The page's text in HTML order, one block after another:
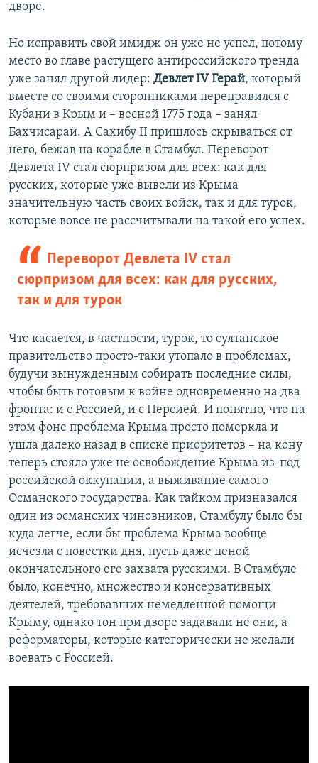
дворе.
Но исправить свой имидж он уже не успел, потому
место во главе растущего антироссийского тренда
уже занял другой лидер: Девлет IV Герай, который
вместе со своими сторонниками переправился с
Кубани в Крым и ­– весной 1775 года – занял
Бахчисарай. А Сахибу II пришлось скрываться от
него, бежав на корабле в Стамбул. Переворот
Девлета IV стал сюрпризом для всех: как для
русских, которые уже вывели из Крыма
значительную часть своих войск, так и для турок,
которые вовсе не рассчитывали на такой его успех.
Переворот Девлета IV стал
сюрпризом для всех: как для русских,
так и для турок
Что касается, в частности, турок, то султанское
правительство просто-таки утопало в проблемах,
будучи вынужденным собирать последние силы,
чтобы быть готовым к войне одновременно на два
фронта: и с Россией, и с Персией. И понятно, что на
этом фоне проблема Крыма просто померкла и
ушла далеко назад в списке приоритетов – на кону
теперь стояло уже не освобождение Крыма из-под
российской оккупации, а выживание самого
Османского государства. Как тайком признавался
один из османских чиновников, Стамбулу было бы
куда легче, если бы проблема Крыма вообще
исчезла с повестки дня, пусть даже ценой
окончательного его захвата русскими. В Стамбуле
было, конечно, множество и консервативных
деятелей, требовавших немедленной помощи
Крыму, однако тон при дворе задавали не они, а
реформаторы, которые категорически не желали
воевать с Россией.